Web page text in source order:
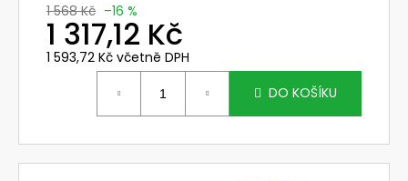
1 568 Kč –16 %
1 317,12 Kč
1 593,72 Kč včetně DPH
DO KOŠÍKU